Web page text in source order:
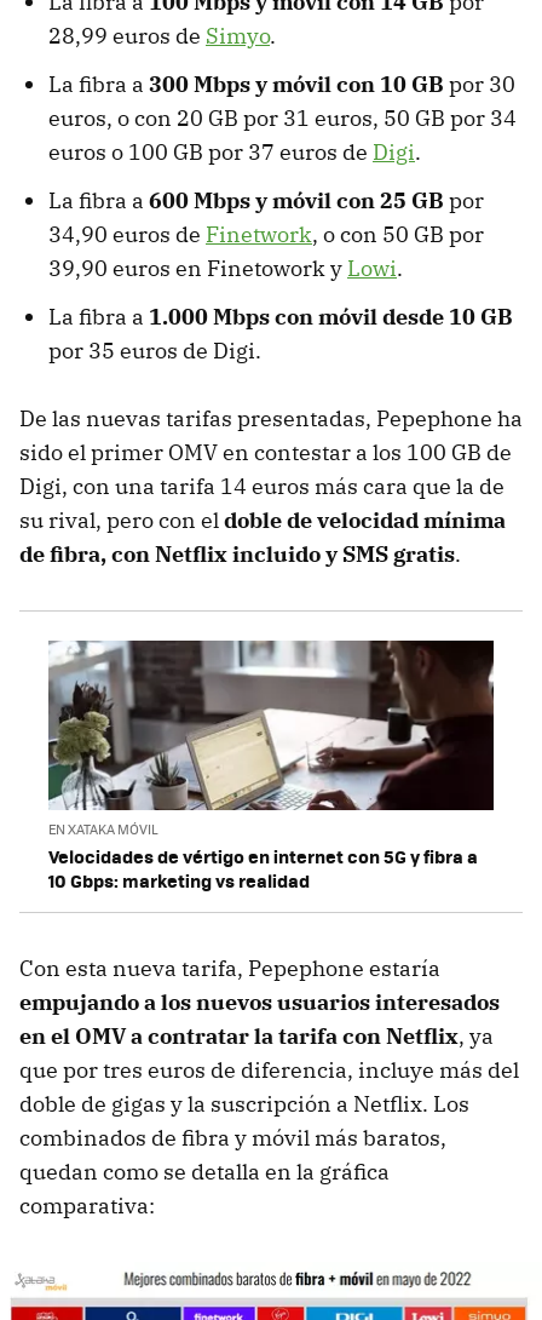
28,99 euros de Simyo.
La fibra a 300 Mbps y móvil con 10 GB por 30
euros, o con 20 GB por 31 euros, 50 GB por 34
euros o 100 GB por 37 euros de Digi.
La fibra a 600 Mbps y móvil con 25 GB por
34,90 euros de Finetwork, o con 50 GB por
39,90 euros en Finetowork y Lowi.
La fibra a 1.000 Mbps con móvil desde 10 GB
por 35 euros de Digi.
De las nuevas tarifas presentadas, Pepephone ha
sido el primer OMV en contestar a los 100 GB de
Digi, con una tarifa 14 euros más cara que la de
su rival, pero con eldoble de velocidad mínima
de fibra, con Netflix incluido y SMS gratis.
EN XATAKA MÓVIL
Velocidades de vértigo en internet con 5G y fibra a
10 Gbps: marketing vs realidad
Con esta nueva tarifa, Pepephone estaría
empujando a los nuevos usuarios interesados
en el OMV a contratar la tarifa con Netflix, ya
que por tres euros de diferencia, incluye más del
doble de gigas y la suscripción a Netflix. Los
combinados de fibra y móvil más baratos,
quedan como se detalla en la gráfica
comparativa: